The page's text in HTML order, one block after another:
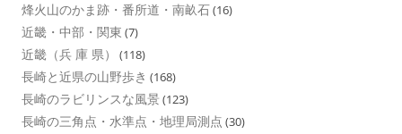
烽火山のかま跡・番所道・南畝石(16)
近畿・中部・関東 (7)
近畿（兵 庫 県） (118)
長崎と近県の山野歩き (168)
長崎のラビリンスな風景 (123)
長崎の三角点・水準点・地理局測点 (30)